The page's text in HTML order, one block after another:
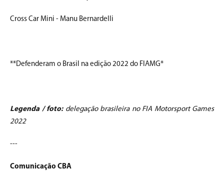
Cross Car Mini - Manu Bernardelli
**Defenderam o Brasil na edição 2022 do FIAMG*
Legenda / foto: delegação brasileira no FIA Motorsport Games
2022
---
Comunicação CBA